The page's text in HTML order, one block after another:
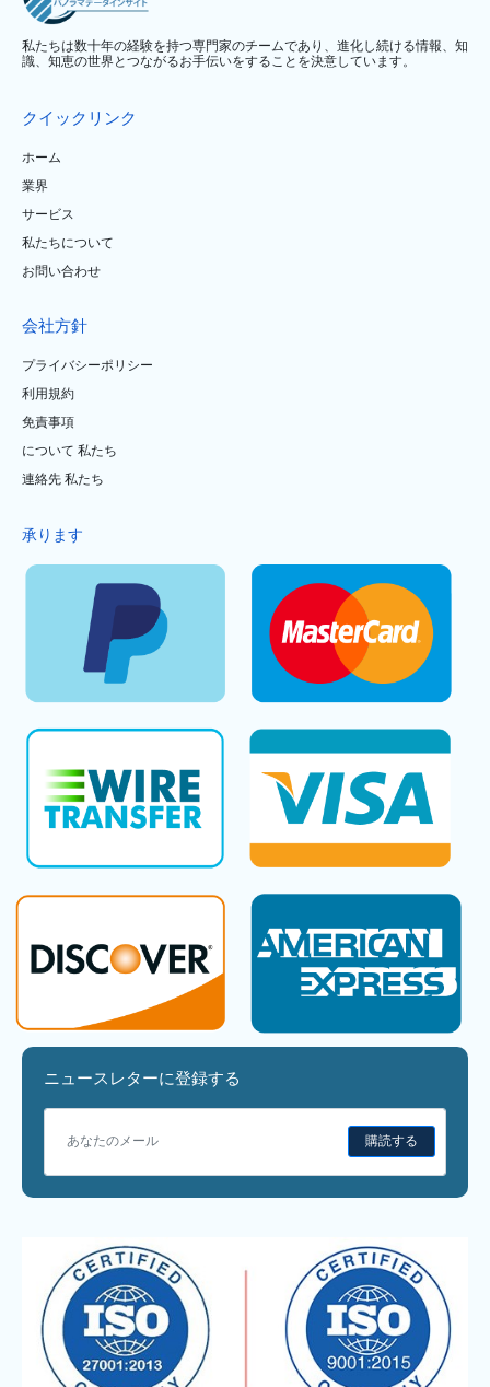
私たちは数十年の経験を持つ専門家のチームであり、進化し続ける情報、知
識、知恵の世界とつながるお手伝いをすることを決意しています。
クイックリンク
ホーム
業界
サービス
私たちについて
お問い合わせ
会社方針
プライバシーポリシー
利用規約
免責事項
について 私たち
連絡先 私たち
承ります
ニュースレターに登録する
購読する